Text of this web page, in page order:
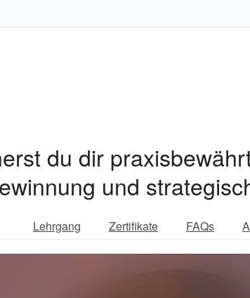
du dir
und
Lehrgang Zertifikate FAQs